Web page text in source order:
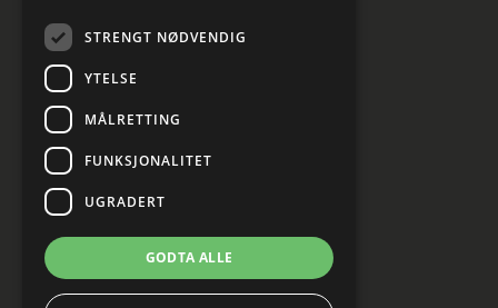
Cookies innstillinger
STRENGT NØDVENDIG
YTELSE
MÅLRETTING
FUNKSJONALITET
UGRADERT
GODTA ALLE